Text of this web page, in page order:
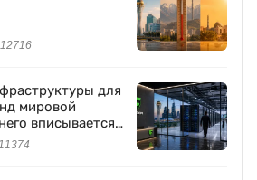
12716
для
мировой
вписывается
11374